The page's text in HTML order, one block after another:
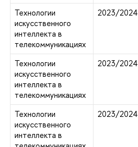
Технологии
искусственного
интеллекта в
телекоммуникациях
2023/2024
Технологии
искусственного
интеллекта в
телекоммуникациях
2023/2024
Технологии
искусственного
интеллекта в
2023/2024